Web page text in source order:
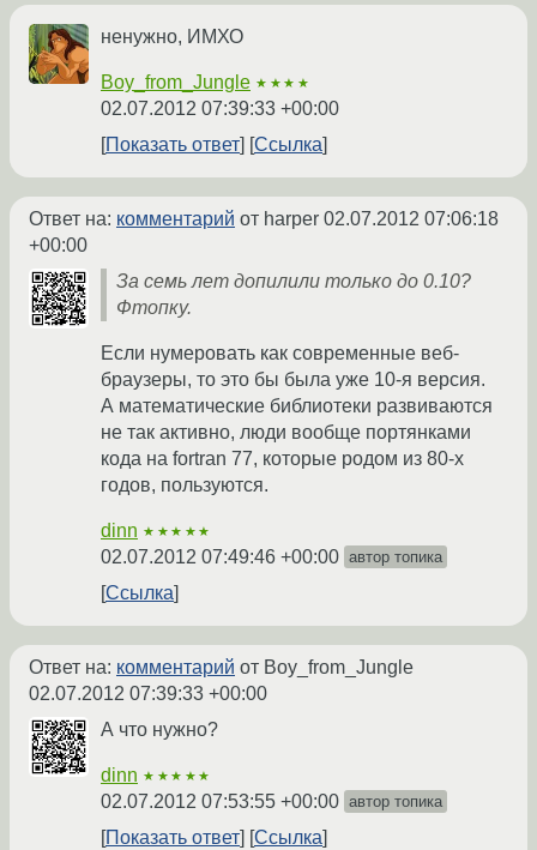
ненужно, ИМХО
Boy_from_Jungle ★★★★
02.07.2012 07:39:33 +00:00
Показать ответ
Ссылка
Ответ на: комментарий от harper 02.07.2012 07:06:18
+00:00
За семь лет допилили только до 0.10?
Фтопку.
Если нумеровать как современные веб-
браузеры, то это бы была уже 10-я версия.
А математические библиотеки развиваются
не так активно, люди вообще портянками
кода на fortran 77, которые родом из 80-х
годов, пользуются.
dinn ★★★★★
02.07.2012 07:49:46 +00:00 автор топика
Ссылка
Ответ на: комментарий от Boy_from_Jungle
02.07.2012 07:39:33 +00:00
А что нужно?
dinn ★★★★★
02.07.2012 07:53:55 +00:00 автор топика
Показать ответ Ссылка